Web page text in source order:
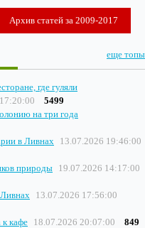
Архив статей за 2009-2017
еще топы
где гуляли
5499
на три года
в Ливнах
13.07.2026 19:46:00
природы 19.07.2026 14:17:00
13.07.2026 17:56:00
к кафе 18.07.2026 20:07:00
849